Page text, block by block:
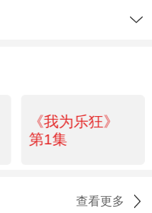
《我为乐狂》
第1集
查看更多